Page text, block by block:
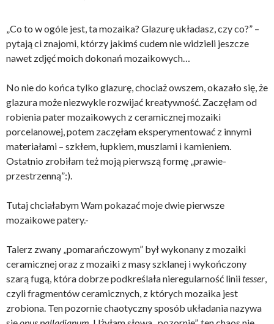
„Co to w ogóle jest, ta mozaika? Glazurę układasz, czy co?” –
pytają ci znajomi, którzy jakimś cudem nie widzieli jeszcze
nawet zdjęć moich dokonań mozaikowych…
No nie do końca tylko glazurę, chociaż owszem, okazało się, że
glazura może niezwykle rozwijać kreatywność. Zaczęłam od
robienia pater mozaikowych z ceramicznej mozaiki
porcelanowej, potem zaczęłam eksperymentować z innymi
materiałami – szkłem, łupkiem, muszlami i kamieniem.
Ostatnio zrobiłam też moją pierwszą formę „prawie-
przestrzenną”:).
Tutaj chciałabym Wam pokazać moje dwie pierwsze
mozaikowe patery.-
Talerz zwany „pomarańczowym” był wykonany z mozaiki
ceramicznej oraz z mozaiki z masy szklanej i wykończony
szarą fugą, która dobrze podkreślała nieregularność liniitesser,
czyli fragmentów ceramicznych, z których mozaika jest
zrobiona. Ten pozornie chaotyczny sposób układania nazywa